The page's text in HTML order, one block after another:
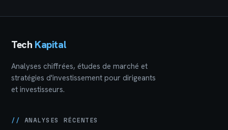
Tech Kapital
Analyses chiffrées, études de marché et
stratégies d'investissement pour dirigeants
et investisseurs.
// ANALYSES RÉCENTES